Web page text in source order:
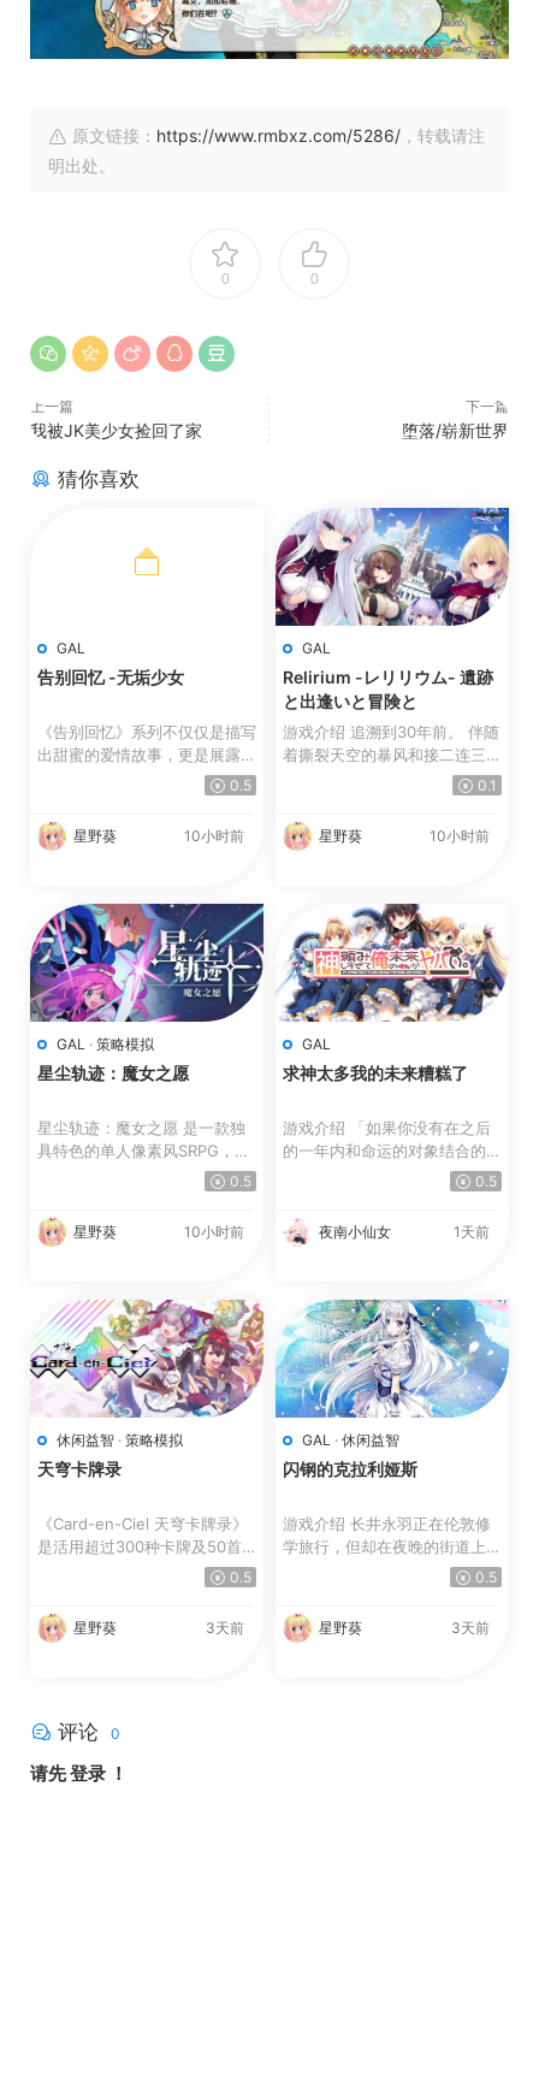
原文链接： https://www.rmbxz.com/5286/ ，转载请注
明出处。
0 0
上一篇
我被JK美少女捡回了家
下一篇
堕落/崭新世界
猜你喜欢
GAL
告别回忆 -无垢少女
《告别回忆》系列不仅仅是描写
出甜蜜的爱情故事，更是展露出
因複杂的人际关係所产...
0.5
星野葵 10小时前
GAL
Relirium -レリリウム- 遺跡
と出逢いと冒険と
游戏介绍 追溯到30年前。 伴随
着撕裂天空的暴风和接二连三的
大地震，以及宛若世界...
0.1
星野葵 10小时前
GAL · 策略模拟
星尘轨迹：魔女之愿
星尘轨迹：魔女之愿 是一款独
具特色的单人像素风SRPG，融
合了精彩的叙事与电影般的...0.5
星野葵 10小时前
GAL
求神太多我的未来糟糕了
游戏介绍 「如果你没有在之后
的一年内和命运的对象结合的
话，就会出现很严重的后... 0.5
夜南小仙女 1天前
休闲益智 · 策略模拟
天穹卡牌录
《Card-en-Ciel 天穹卡牌录》
是活用超过300种卡牌及50首
歌曲来展开战斗的牌组构筑...0.5
星野葵 3天前
GAL · 休闲益智
闪钢的克拉利娅斯
游戏介绍 长井永羽正在伦敦修
学旅行，但却在夜晚的街道上迷
路了。 历尽千辛终于到...
0.5
星野葵 3天前
评论 0
请先登录 ！